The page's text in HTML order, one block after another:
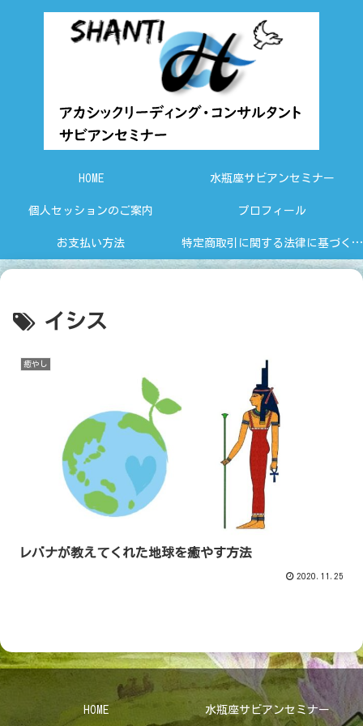
HOME 水瓶座サビアンセミナー
個人セッションのご案内 プロフィール
お支払い方法 特定商取引に関する法律に基づく表示
イシス
癒やし
レバナが教えてくれた地球を癒やす方法
2020.11.25
HOME 水瓶座サビアンセミナー